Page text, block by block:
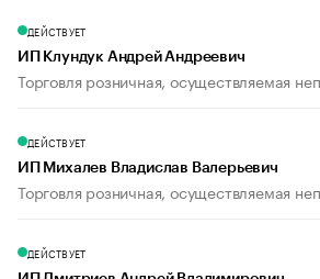
ДЕЙСТВУЕТ
ИП Клундук Андрей Андреевич
Торговля розничная, осуществляемая
ДЕЙСТВУЕТ
ИП Михалев Владислав Валерьевич
Торговля розничная, осуществляемая
ДЕЙСТВУЕТ